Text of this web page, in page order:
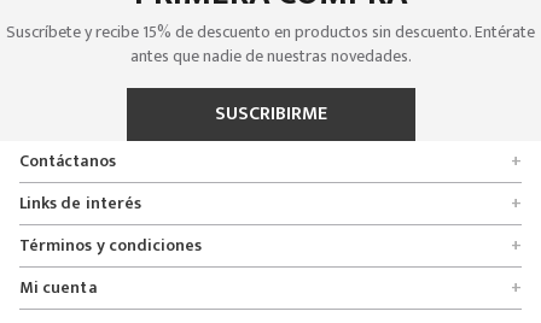
Suscríbete y recibe 15% de descuento en productos sin descuento. Entérate
antes que nadie de nuestras novedades.
SUSCRIBIRME
Contáctanos
+
Encuentra tu tienda
Formulario de solicitudes
Servicio al cliente
Línea nacional 01 8000 112674
Links de interés +
Quienes somos
Políticas de entrega, cambio y devolución
Políticas de privacidad
Términos y condiciones +
Promociones
Crédito Addi
Mi cuenta +
Rastrear mi pedido